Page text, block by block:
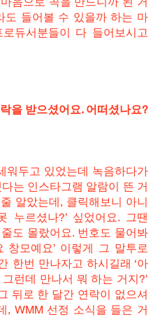
도 들어볼 수 있을까 하는 마
듀서분들이 다 들어보시고
을 받으셨어요. 어떠셨나요?
워두고 있었는데 녹음하다가
는 인스타그램 알람이 뜬 거
알았는데, 클릭해보니 아니
누르셨나?’ 싶었어요. 그땐
도 몰랐어요. 번호도 물어봐
창모예요’ 이렇게 그 말투로
한번 만나자고 하시길래 ‘아
런데 만나서 뭐 하는 거지?’
뒤로 한 달간 연락이 없으셔
, WMM 선정 소식을 들은 거